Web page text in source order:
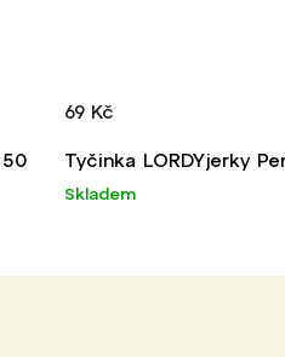
50
Tyčinka LORDYjerky
Skladem
69 Kč